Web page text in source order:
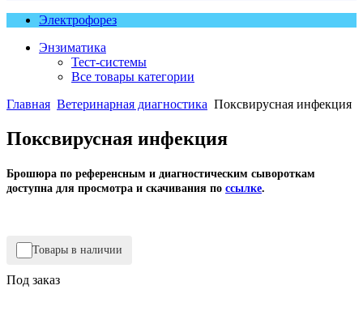
Электрофорез
Энзиматика
Тест-системы
Все товары категории
Главная Ветеринарная диагностика Поксвирусная инфекция
Поксвирусная инфекция
Брошюра по референсным и диагностическим сывороткам
доступна для просмотра и скачивания по ссылке.
Товары в наличии
Под заказ